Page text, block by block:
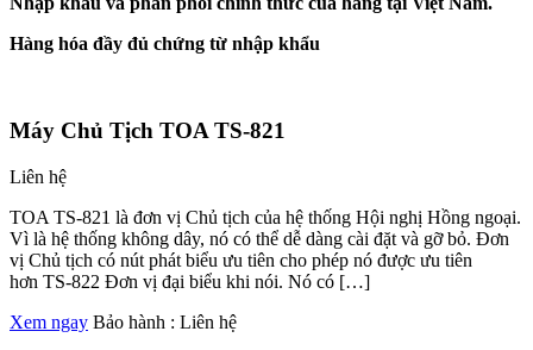
Hàng hóa đầy đủ chứng từ nhập khẩu
Máy Chủ Tịch TOA TS-821
Liên hệ
TOA TS-821 là đơn vị Chủ tịch của hệ thống Hội nghị Hồng ngoại.
Vì là hệ thống không dây, nó có thể dễ dàng cài đặt và gỡ bỏ. Đơn
vị Chủ tịch có nút phát biểu ưu tiên cho phép nó được ưu tiên
hơn TS-822 Đơn vị đại biểu khi nói. Nó có […]
Xem ngay Bảo hành : Liên hệ